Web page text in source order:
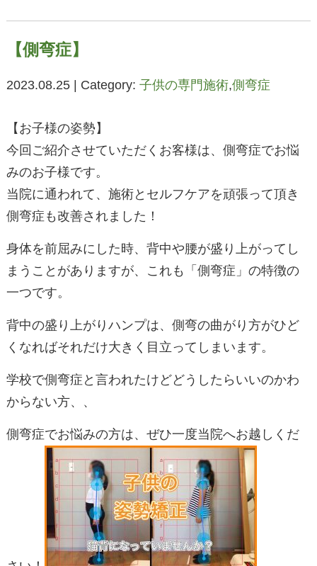
【側弯症】
2023.08.25 | Category: 子供の専門施術,側弯症
【お子様の姿勢】
今回ご紹介させていただくお客様は、側弯症でお悩
みのお子様です。
当院に通われて、施術とセルフケアを頑張って頂き
側弯症も改善されました！
身体を前屈みにした時、背中や腰が盛り上がってし
まうことがありますが、これも「側弯症」の特徴の
一つです。
背中の盛り上がりハンプは、側弯の曲がり方がひど
くなればそれだけ大きく目立ってしまいます。
学校で側弯症と言われたけどどうしたらいいのかわ
からない方、、
側弯症でお悩みの方は、ぜひ一度当院へお越しくだ